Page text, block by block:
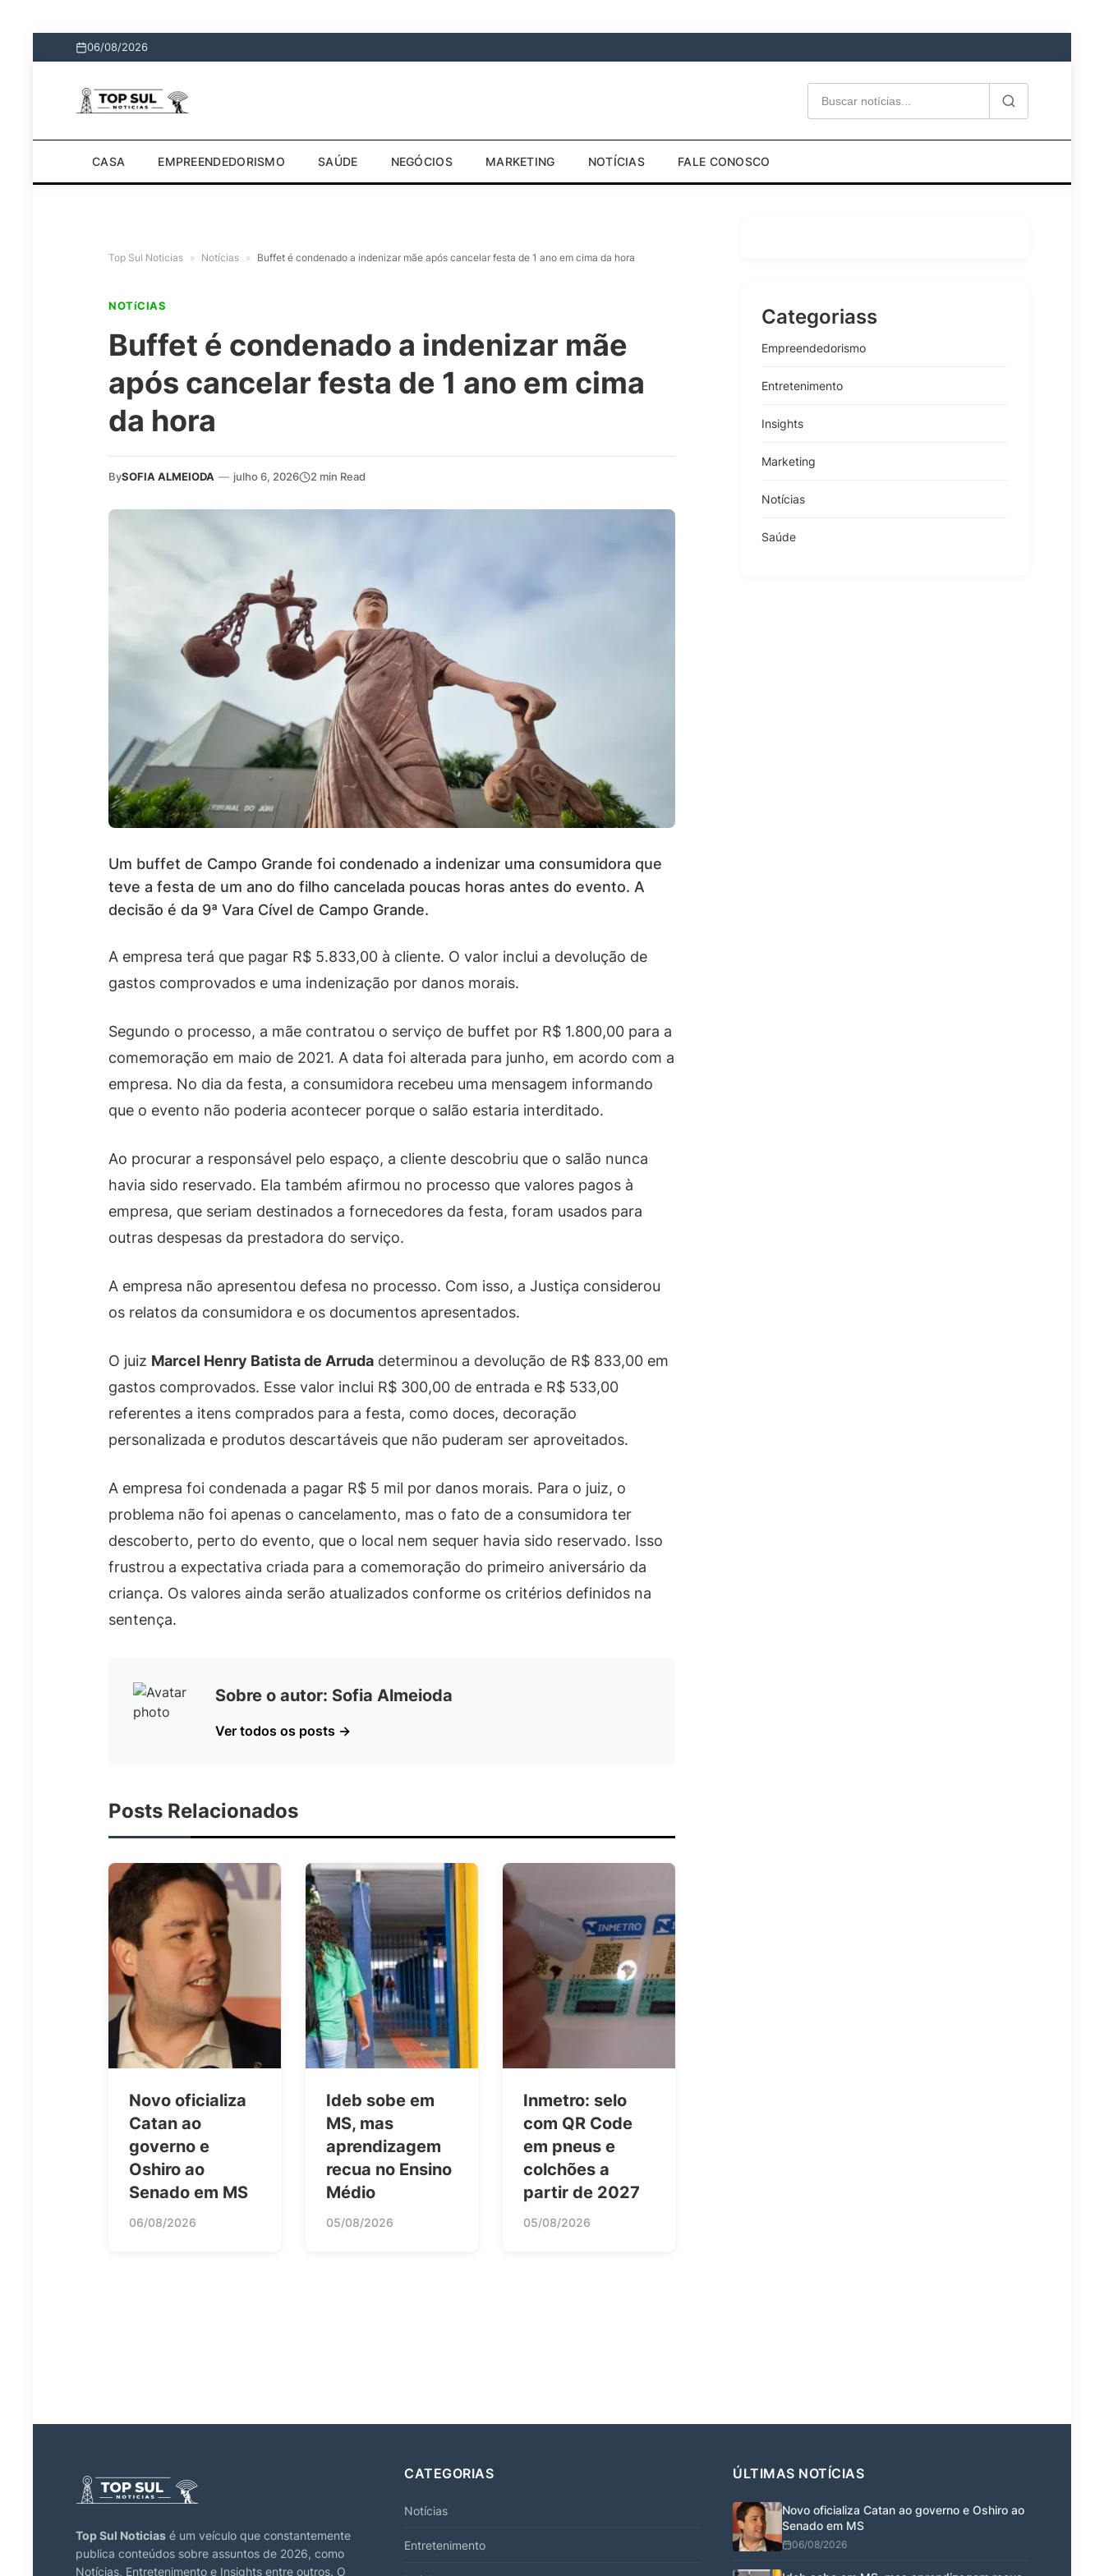
06/08/2026
CASA EMPREENDEDORISMO SAÚDE NEGÓCIOS MARKETING NOTÍCIAS FALE CONOSCO
Top Sul Noticias » Notícias » Buffet é condenado a indenizar mãe após cancelar festa de 1 ano em cima da hora
NOTíCIAS
Buffet é condenado a indenizar mãe
após cancelar festa de 1 ano em cima
da hora
BySOFIA ALMEIODA — julho 6, 2026 2 min Read
Um buffet de Campo Grande foi condenado a indenizar uma consumidora que
teve a festa de um ano do filho cancelada poucas horas antes do evento. A
decisão é da 9ª Vara Cível de Campo Grande.
A empresa terá que pagar R$ 5.833,00 à cliente. O valor inclui a devolução de
gastos comprovados e uma indenização por danos morais.
Segundo o processo, a mãe contratou o serviço de buffet por R$ 1.800,00 para a
comemoração em maio de 2021. A data foi alterada para junho, em acordo com a
empresa. No dia da festa, a consumidora recebeu uma mensagem informando
que o evento não poderia acontecer porque o salão estaria interditado.
Ao procurar a responsável pelo espaço, a cliente descobriu que o salão nunca
havia sido reservado. Ela também afirmou no processo que valores pagos à
empresa, que seriam destinados a fornecedores da festa, foram usados para
outras despesas da prestadora do serviço.
A empresa não apresentou defesa no processo. Com isso, a Justiça considerou
os relatos da consumidora e os documentos apresentados.
O juiz Marcel Henry Batista de Arruda determinou a devolução de R$ 833,00 em
gastos comprovados. Esse valor inclui R$ 300,00 de entrada e R$ 533,00
referentes a itens comprados para a festa, como doces, decoração
personalizada e produtos descartáveis que não puderam ser aproveitados.
A empresa foi condenada a pagar R$ 5 mil por danos morais. Para o juiz, o
problema não foi apenas o cancelamento, mas o fato de a consumidora ter
descoberto, perto do evento, que o local nem sequer havia sido reservado. Isso
frustrou a expectativa criada para a comemoração do primeiro aniversário da
criança. Os valores ainda serão atualizados conforme os critérios definidos na
sentença.
Sobre o autor: Sofia Almeioda
Ver todos os posts →
Posts Relacionados
Novo oficializa
Catan ao
governo e
Oshiro ao
Senado em MS
06/08/2026
Ideb sobe em
MS, mas
aprendizagem
recua no Ensino
Médio
05/08/2026
Inmetro: selo
com QR Code
em pneus e
colchões a
partir de 2027
05/08/2026
Categoriass
Empreendedorismo
Entretenimento
Insights
Marketing
Notícias
Saúde
Top Sul Noticias é um veículo que constantemente
publica conteúdos sobre assuntos de 2026, como
Notícias, Entretenimento e Insights entre outros. O
CATEGORIAS
Notícias
Entretenimento
ÚLTIMAS NOTÍCIAS
Novo oficializa Catan ao governo e Oshiro ao
Senado em MS
06/08/2026